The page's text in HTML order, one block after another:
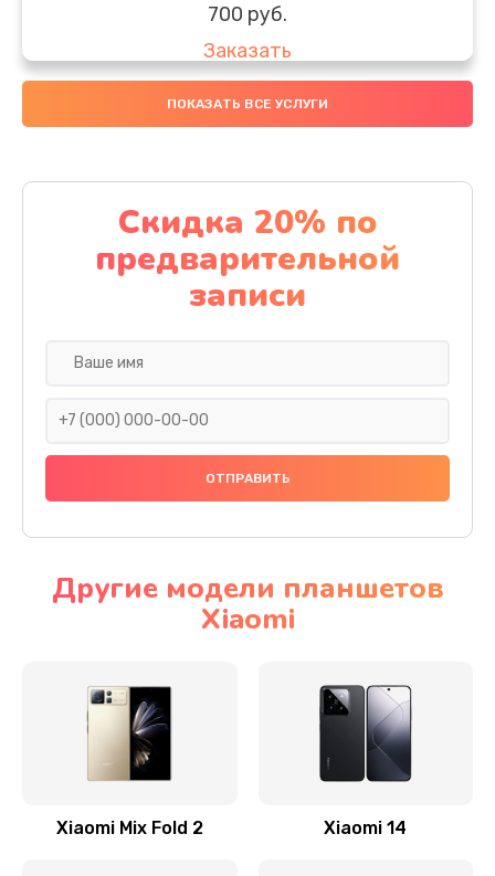
700 руб.
Заказать
Комплексная чистка
Заказать
Замена стекла
1100 руб.
Заказать
Замена разъема питания
Замена шлейфа
Ремонт мультиконтроллера
ПОКАЗАТЬ ВСЕ УСЛУГИ
Скидка 20% по
предварительной
записи
Другие модели планшетов
Xiaomi
Xiaomi Mix Fold 2 Xiaomi 14